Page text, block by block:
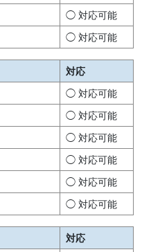
◯ 対応可能
◯ 対応可能
対応
◯ 対応可能
◯ 対応可能
◯ 対応可能
◯ 対応可能
◯ 対応可能
◯ 対応可能
対応